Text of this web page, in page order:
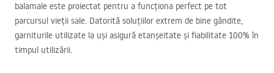
balamale este proiectat pentru a funcționa perfect pe tot
parcursul vieții sale. Datorită soluțiilor extrem de bine gândite,
garniturile utilizate la uși asigură etanșeitate și fiabilitate 100% în
timpul utilizării.